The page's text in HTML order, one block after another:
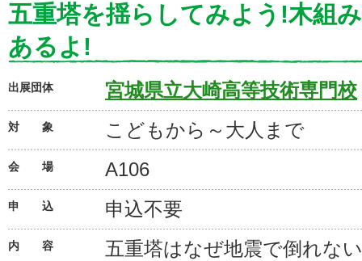
五重塔を揺らしてみよう!木組
あるよ!
出展団体 宮城県立大崎高等技術専門校
対 象 こどもから～大人まで
会 場 A106
申 込 申込不要
内 容
五重塔はなぜ地震で倒れな